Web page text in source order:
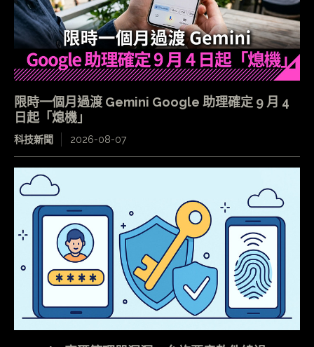
限時一個月過渡 Gemini Google 助理確定 9 月 4
日起「熄機」
科技新聞 2026-08-07